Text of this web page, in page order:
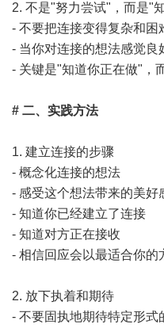
2. 不是"努力尝试"，而是"
- 不要把连接变得复杂和困
- 当你对连接的想法感觉良
- 关键是"知道你正在做"，
# 二、实践方法
1. 建立连接的步骤
- 概念化连接的想法
- 感受这个想法带来的美好
- 知道你已经建立了连接
- 知道对方正在接收
- 相信回应会以最适合你的
2. 放下执着和期待
- 不要固执地期待特定形